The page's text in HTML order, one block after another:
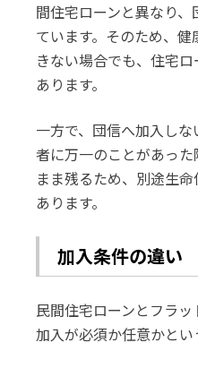
間住宅ローンと異なり
ています。そのため、
きない場合でも、住宅
あります。
一方で、団信へ加入し
者に万一のことがあっ
まま残るため、別途生
あります。
加入条件の違い
民間住宅ローンとフラ
加入が必須か任意かとい